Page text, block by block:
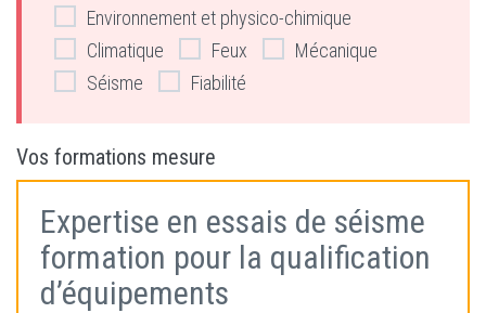
Environnement et physico-chimique
Climatique
Feux
Mécanique
Séisme
Fiabilité
Vos formations mesure
Expertise en essais de séisme
formation pour la qualification
d’équipements